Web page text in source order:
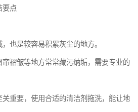
要点
也是较容易积累灰尘的地方。
褶皱等地方常常藏污纳垢，需要专业的
重要，使用合适的清洁剂拖洗，能让地